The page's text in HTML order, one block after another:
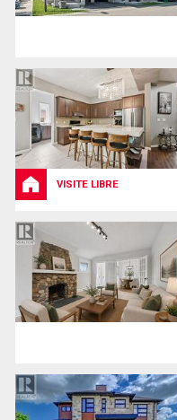
VISITE LIBRE